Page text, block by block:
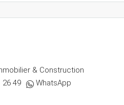
& Construction
26 49
WhatsApp